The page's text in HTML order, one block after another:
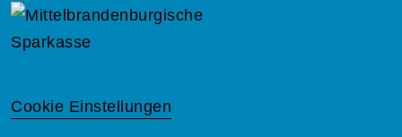
Cookie Einstellungen